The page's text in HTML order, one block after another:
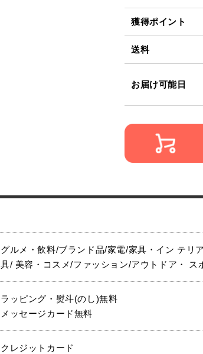
獲得ポイント
送料
お届け可能日
グルメ・飲料/ブランド品/家電/家具・イン テリ
具/ 美容・コスメ/ファッション/アウトドア・ ス
ラッピング・熨斗(のし)無料
メッセージカード無料
クレジットカード